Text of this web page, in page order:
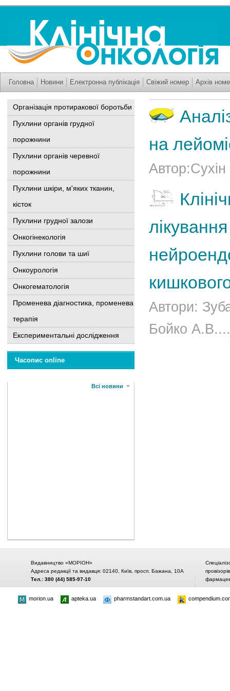
Головна Новини Електронна публікація Свіжий номер Архів
Організація протиракової боротьби
Пухлини органів грудної
порожнини
Пухлини органів черевної
порожнини
Пухлини шкіри, м'яких тканин,
кісток
Пухлини грудної залози
Онкогінекологія
Пухлини голови та шиї
Онкоурологія
Онкогематологія
Променева діагностика, променева
терапія
Експериментальні дослідження
Часопис online
Всі новини
на
Автори:
Бойко
Видавництво «МОРІОН»
Адреса редакції та видавця: 02140, Київ, просп. Бажана, 10А
Тел.: 380 (44) 585-97-10
morion.ua apteka.ua pharmstandart.com.ua